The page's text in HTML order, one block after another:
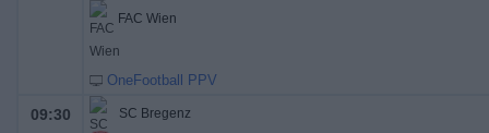
FAC Wien
OneFootball PPV
09:30
SC Bregenz